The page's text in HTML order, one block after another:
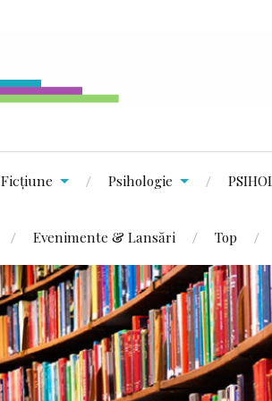
Ficțiune Psihologie
Evenimente & Lansări Top